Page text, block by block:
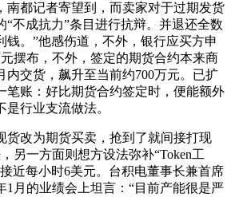
南都记者寄望到，而卖家对于过期发货
“不成抗力”条目进行抗辩。并退还全数
钱。”他感伤道，不外，银行应买方申
摆布，不外，签定的期货合约本来商
内交货，飙升至当前约700万元。已扩
笔账：好比期货合约签定时，便能额外
是行业支流做法。
改为期货买卖，抢到了就间接打现
另一方面则想方设法弥补“Token工
近每小时6美元。台积电董事长兼首席
1月的业绩会上坦言：“目前产能很是严